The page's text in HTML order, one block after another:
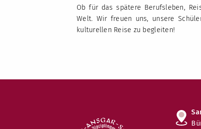
Ob für das spätere Berufsleben,
Welt. Wir freuen uns, unsere
kulturellen Reise zu begleiten!